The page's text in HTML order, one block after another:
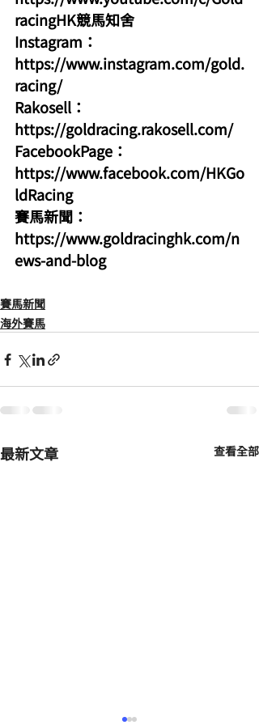
racingHK競馬知舍
Instagram：
https://www.instagram.com/gold.
racing/
Rakosell：
https://goldracing.rakosell.com/
FacebookPage：
https://www.facebook.com/HKGo
ldRacing
賽馬新聞：
https://www.goldracinghk.com/n
ews-and-blog
賽馬新聞
海外賽馬
最新文章 查看全部